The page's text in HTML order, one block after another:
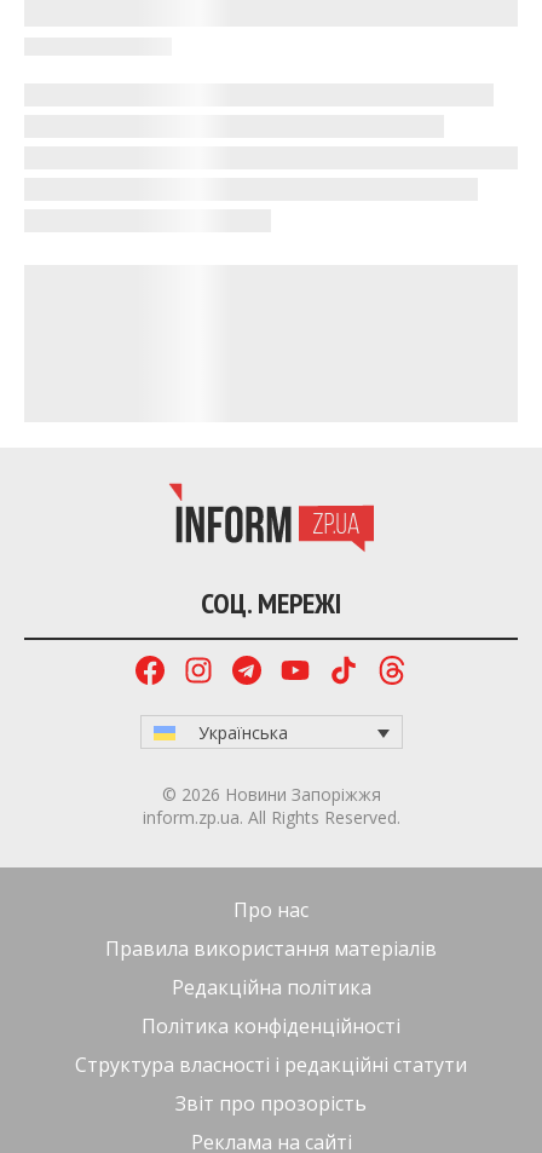
СОЦ. МЕРЕЖІ
Українська
© 2026 Новини Запоріжжя
inform.zp.ua. All Rights Reserved.
Про нас
Правила використання матеріалів
Редакційна політика
Політика конфіденційності
Структура власності і редакційні статути
Звіт про прозорість
Реклама на сайті